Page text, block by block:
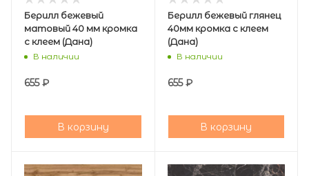
Берилл бежевый
матовый 40 мм кромка
с клеем (Дана)
В наличии
655₽
В корзину
Берилл бежевый глянец
40мм кромка с клеем
(Дана)
В наличии
655₽
В корзину